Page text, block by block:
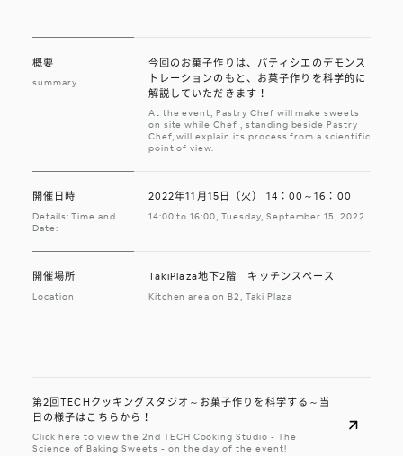
概要
summary
今回のお菓子作りは、パティシエのデモンス
トレーションのもと、お菓子作りを科学的に
解説していただきます！
At the event, Pastry Chef will make sweets
on site while Chef , standing beside Pastry
Chef, will explain its process from a scientific
point of view.
開催日時
Details: Time and
Date:
2022年11月15日（火） 14：00～16：00
14:00 to 16:00, Tuesday, September 15, 2022
開催場所
Location
TakiPlaza地下2階 キッチンスペース
Kitchen area on B2, Taki Plaza
第2回TECHクッキングスタジオ～お菓子作りを科学する～当
日の様子はこちらから！
Click here to view the 2nd TECH Cooking Studio - The
Science of Baking Sweets - on the day of the event!